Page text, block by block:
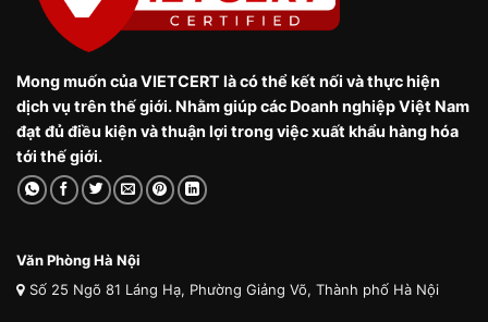
Mong muốn của VIETCERT là có thể kết nối và thực hiện
dịch vụ trên thế giới. Nhằm giúp các Doanh nghiệp Việt Nam
đạt đủ điều kiện và thuận lợi trong việc xuất khẩu hàng hóa
tới thế giới.
Văn Phòng Hà Nội
Số 25 Ngõ 81 Láng Hạ, Phường Giảng Võ, Thành phố Hà Nội